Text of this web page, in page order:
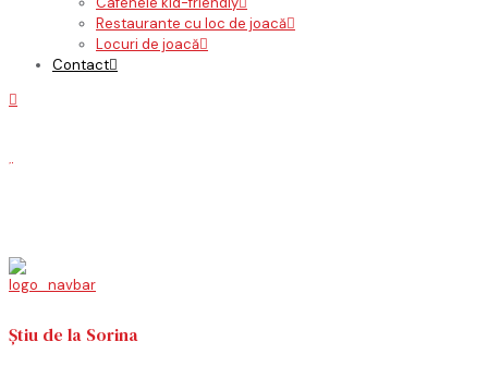
Restaurante cu loc de joacă
Locuri de joacă
Contact
Știu de la Sorina